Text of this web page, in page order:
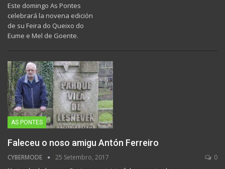
Este domingo As Pontes
celebrará la novena edición
de su Feira do Queixo do
Eume e Mel de Goente.
AS PONTES
Faleceu o noso amigu Antón Ferreiro
CYBERMODE 25 Setembro, 2017 0